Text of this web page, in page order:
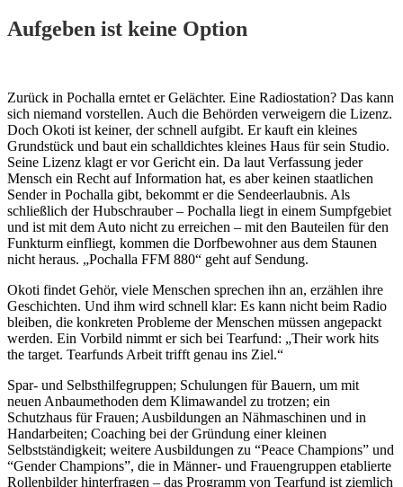
Aufgeben ist keine Option
Zurück in Pochalla erntet er Gelächter. Eine Radiostation? Das kann
sich niemand vorstellen. Auch die Behörden verweigern die Lizenz.
Doch Okoti ist keiner, der schnell aufgibt. Er kauft ein kleines
Grundstück und baut ein schalldichtes kleines Haus für sein Studio.
Seine Lizenz klagt er vor Gericht ein. Da laut Verfassung jeder
Mensch ein Recht auf Information hat, es aber keinen staatlichen
Sender in Pochalla gibt, bekommt er die Sendeerlaubnis. Als
schließlich der Hubschrauber – Pochalla liegt in einem Sumpfgebiet
und ist mit dem Auto nicht zu erreichen – mit den Bauteilen für den
Funkturm einfliegt, kommen die Dorfbewohner aus dem Staunen
nicht heraus. „Pochalla FFM 880“ geht auf Sendung.
Okoti findet Gehör, viele Menschen sprechen ihn an, erzählen ihre
Geschichten. Und ihm wird schnell klar: Es kann nicht beim Radio
bleiben, die konkreten Probleme der Menschen müssen angepackt
werden. Ein Vorbild nimmt er sich bei Tearfund: „Their work hits
the target. Tearfunds Arbeit trifft genau ins Ziel.“
Spar- und Selbsthilfegruppen; Schulungen für Bauern, um mit
neuen Anbaumethoden dem Klimawandel zu trotzen; ein
Schutzhaus für Frauen; Ausbildungen an Nähmaschinen und in
Handarbeiten; Coaching bei der Gründung einer kleinen
Selbstständigkeit; weitere Ausbildungen zu “Peace Champions” und
“Gender Champions”, die in Männer- und Frauengruppen etablierte
Rollenbilder hinterfragen – das Programm von Tearfund ist ziemlich